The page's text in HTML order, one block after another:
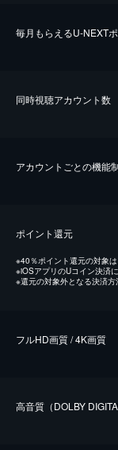
毎⽉もらえるU-NEXT
同時視聴アカウント数
アカウントごとの機能
ポイント還元
※40％ポイント還元の対象
※iOSアプリのUコイン決済
※還元の対象外となる決済
フルHD画質 / 4K画質
⾼⾳質（DOLBY